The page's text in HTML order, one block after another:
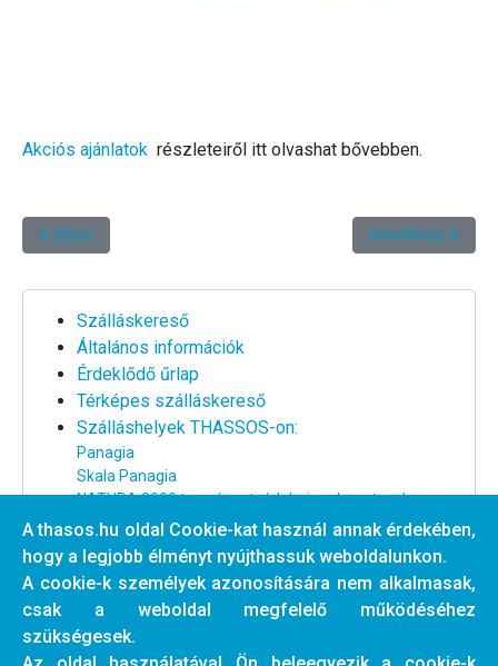
Akciós ajánlatok részleteiről itt olvashat bővebben.
Előző cikk: Térképes szálláskereső
Előző Következő cikk:
Következő
Szálláskereső
Általános információk
Érdeklődő űrlap
Térképes szálláskereső
Szálláshelyek THASSOS-on:
Panagia
Skala Panagia
NATURA 2000 természetvédelmi park partszakasz
Nagy strand környéke
Centrum és a nagy strand között
Centrum partszakasz
Tengertől távoli szállások
Egyéb szálláshelyek a szigeten
A thasos.hu oldal Cookie-kat használ annak érdekében,
hogy a legjobb élményt nyújthassuk weboldalunkon.
A cookie-k személyek azonosítására nem alkalmasak,
csak a weboldal megfelelő működéséhez
szükségesek.